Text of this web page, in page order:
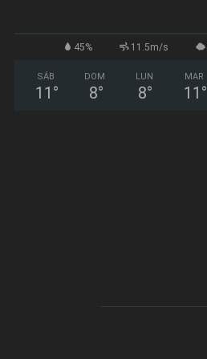
45% 11.5m/s
SÁB
11 °
DOM
8°
LUN
8°
MAR
11 °